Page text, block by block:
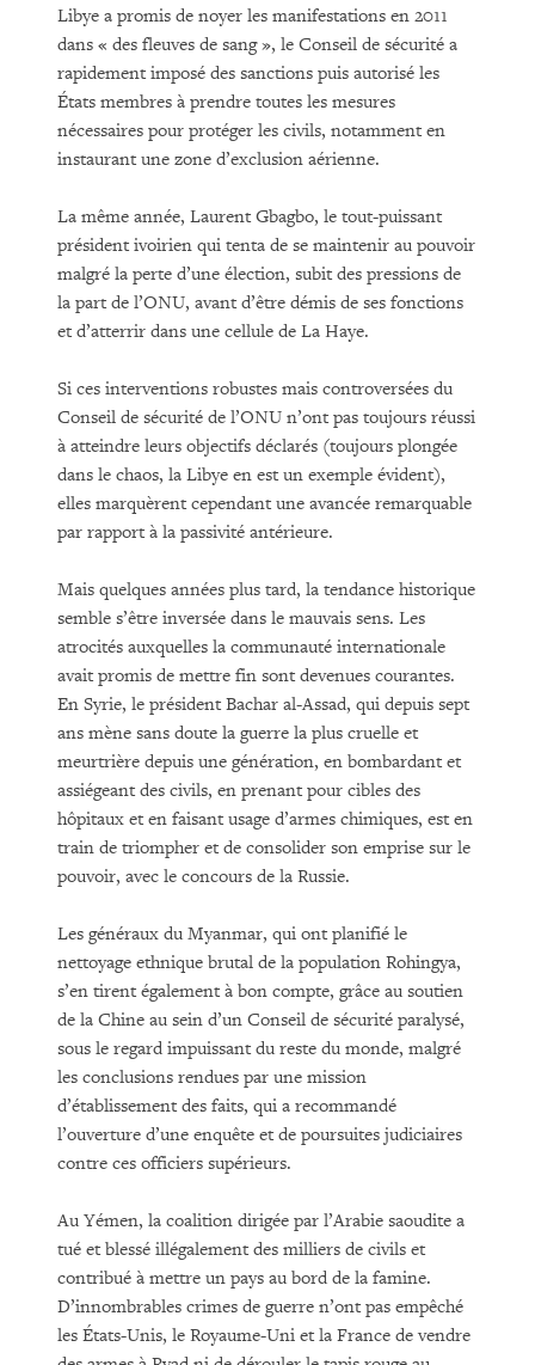
Libye a promis de noyer les manifestations en 2011
dans « des fleuves de sang », le Conseil de sécurité a
rapidement imposé des sanctions puis autorisé les
États membres à prendre toutes les mesures
nécessaires pour protéger les civils, notamment en
instaurant une zone d’exclusion aérienne.
La même année, Laurent Gbagbo, le tout-puissant
président ivoirien qui tenta de se maintenir au pouvoir
malgré la perte d’une élection, subit des pressions de
la part de l’ONU, avant d’être démis de ses fonctions
et d’atterrir dans une cellule de La Haye.
Si ces interventions robustes mais controversées du
Conseil de sécurité de l’ONU n’ont pas toujours réussi
à atteindre leurs objectifs déclarés (toujours plongée
dans le chaos, la Libye en est un exemple évident),
elles marquèrent cependant une avancée remarquable
par rapport à la passivité antérieure.
Mais quelques années plus tard, la tendance historique
semble s’être inversée dans le mauvais sens. Les
atrocités auxquelles la communauté internationale
avait promis de mettre fin sont devenues courantes.
En Syrie, le président Bachar al-Assad, qui depuis sept
ans mène sans doute la guerre la plus cruelle et
meurtrière depuis une génération, en bombardant et
assiégeant des civils, en prenant pour cibles des
hôpitaux et en faisant usage d’armes chimiques, est en
train de triompher et de consolider son emprise sur le
pouvoir, avec le concours de la Russie.
Les généraux du Myanmar, qui ont planifié le
nettoyage ethnique brutal de la population Rohingya,
s’en tirent également à bon compte, grâce au soutien
de la Chine au sein d’un Conseil de sécurité paralysé,
sous le regard impuissant du reste du monde, malgré
les conclusions rendues par une mission
d’établissement des faits, qui a recommandé
l’ouverture d’une enquête et de poursuites judiciaires
contre ces officiers supérieurs.
Au Yémen, la coalition dirigée par l’Arabie saoudite a
tué et blessé illégalement des milliers de civils et
contribué à mettre un pays au bord de la famine.
D’innombrables crimes de guerre n’ont pas empêché
les États-Unis, le Royaume-Uni et la France de vendre